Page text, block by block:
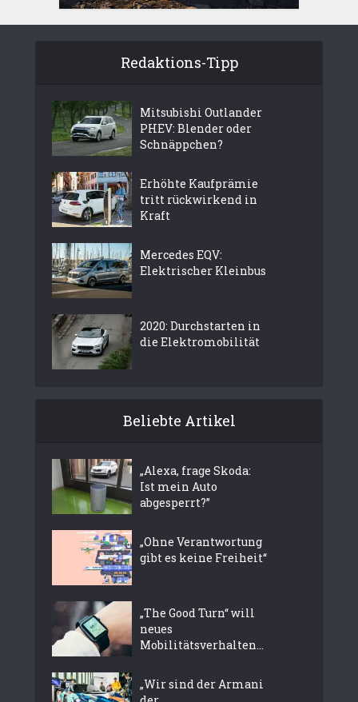
Redaktions-Tipp
Mitsubishi Outlander
PHEV: Blender oder
Schnäppchen?
Erhöhte Kaufprämie
tritt rückwirkend in
Kraft
Mercedes EQV:
Elektrischer Kleinbus
2020: Durchstarten in
die Elektromobilität
Beliebte Artikel
„Alexa, frage Skoda:
Ist mein Auto
abgesperrt?”
„Ohne Verantwortung
gibt es keine Freiheit“
„The Good Turn“ will
neues
Mobilitätsverhalten...
„Wir sind der Armani